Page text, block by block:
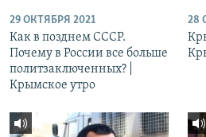
29 ОКТЯБРЯ 2021
Как в позднем СССР.
Почему в России все больше
политзаключенных? |
Крымское утро
28